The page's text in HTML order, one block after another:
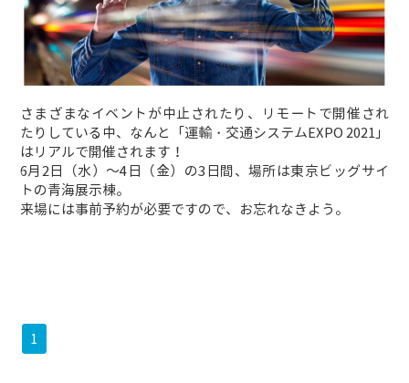
さまざまなイベントが中止されたり、リモートで開催され
たりしている中、なんと「運輸・交通システムEXPO 2021」
はリアルで開催されます！
6月2日（水）～4日（金）の3日間、場所は東京ビッグサイ
トの青海展示棟。
来場には事前予約が必要ですので、お忘れなきよう。
1